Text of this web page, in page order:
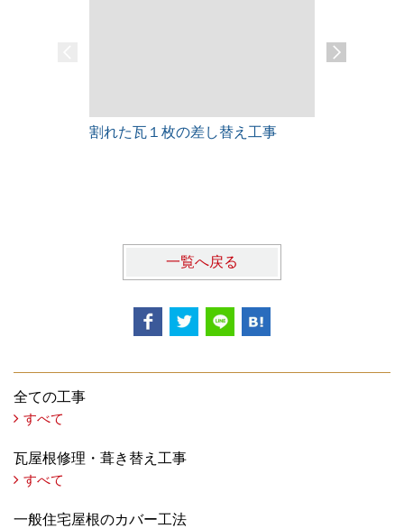
割れた瓦１枚の差し替え工事
一覧へ戻る
全ての工事
すべて
瓦屋根修理・葺き替え工事
すべて
一般住宅屋根のカバー工法